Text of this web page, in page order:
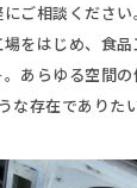
ご相談ください。
をはじめ、食
あらゆる空間の
な存在でありた